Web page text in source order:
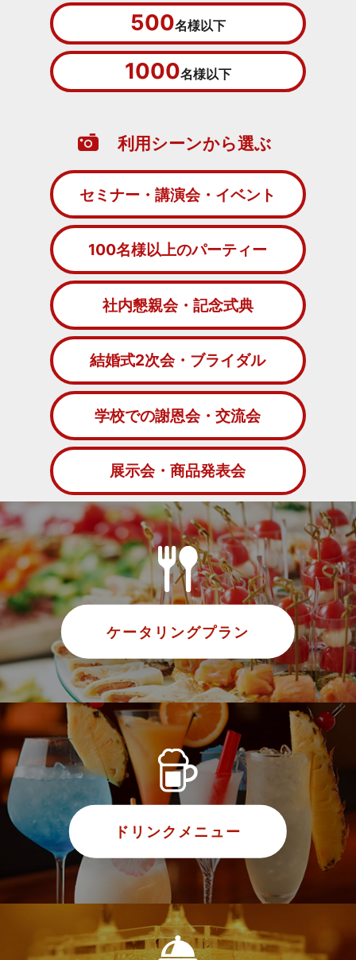
500名様以下
1000名様以下
利用シーンから選ぶ
セミナー・講演会・イベント
100名様以上のパーティー
社内懇親会・記念式典
結婚式2次会・ブライダル
学校での謝恩会・交流会
展示会・商品発表会
ケータリングプラン
ドリンクメニュー